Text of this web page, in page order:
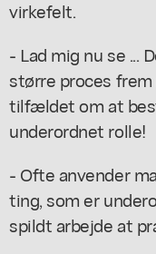
virkefelt.
- Lad mig nu se ...
større proces
tilfældet om at
underordnet rolle!
- Ofte anvender
ting, som er
spildt arbejde at